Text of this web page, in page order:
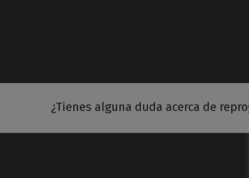
¿Tienes alguna duda acerca de